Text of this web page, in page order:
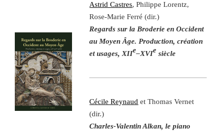
Astrid Castres, Philippe Lorentz,
Rose-Marie Ferré (dir.)
Regards sur la Broderie en Occident
au Moyen Âge. Production, création
et usages, XIIe–XVIe siècle
Cécile Reynaud et Thomas Vernet
(dir.)
Charles-Valentin Alkan, le piano